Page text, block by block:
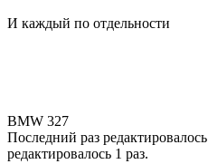
И каждый по отдельности
BMW 327
Последний раз редактировалось
редактировалось 1 раз.